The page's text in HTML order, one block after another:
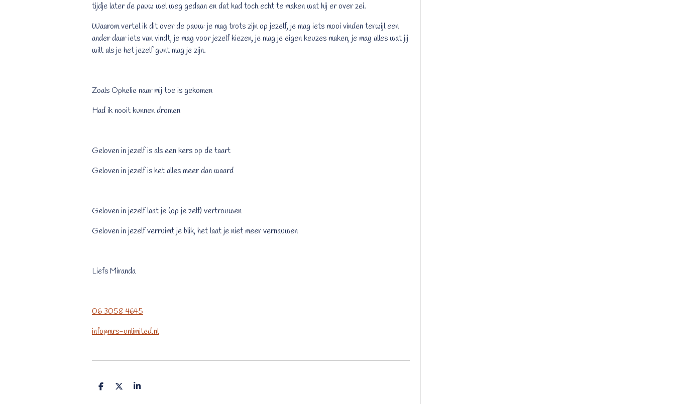
tijdje later de pauw wel weg gedaan en dat had toch echt te maken wat hij er over zei.
Waarom vertel ik dit over de pauw: je mag trots zijn op jezelf, je mag iets mooi vinden terwijl een
ander daar iets van vindt, je mag voor jezelf kiezen, je mag je eigen keuzes maken, je mag alles wat jij
wilt als je het jezelf gunt mag je zijn.
Zoals Ophelie naar mij toe is gekomen
Had ik nooit kunnen dromen
Geloven in jezelf is als een kers op de taart
Geloven in jezelf is het alles meer dan waard
Geloven in jezelf laat je (op je zelf) vertrouwen
Geloven in jezelf verruimt je blik, het laat je niet meer vernauwen
Liefs Miranda
06 3058 4645
info@mrs-unlimited.nl
D
D
S